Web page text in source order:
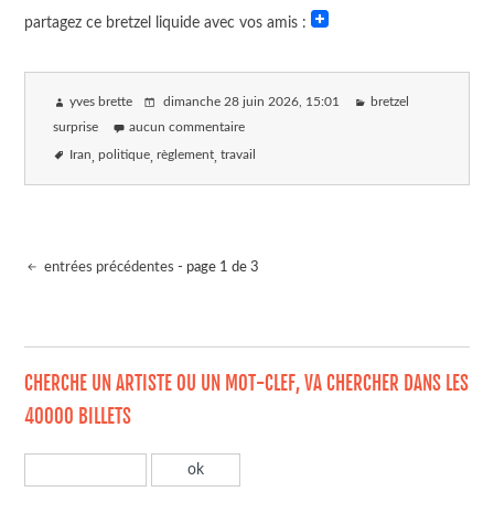
partagez ce bretzel liquide avec vos amis :
yves brette dimanche 28 juin 2026, 15:01 bretzel
surprise aucun commentaire
Iran politique règlement travail
entrées précédentes - page 1 de 3
CHERCHE UN ARTISTE OU UN MOT-CLEF, VA CHERCHER DANS LES
40000 BILLETS